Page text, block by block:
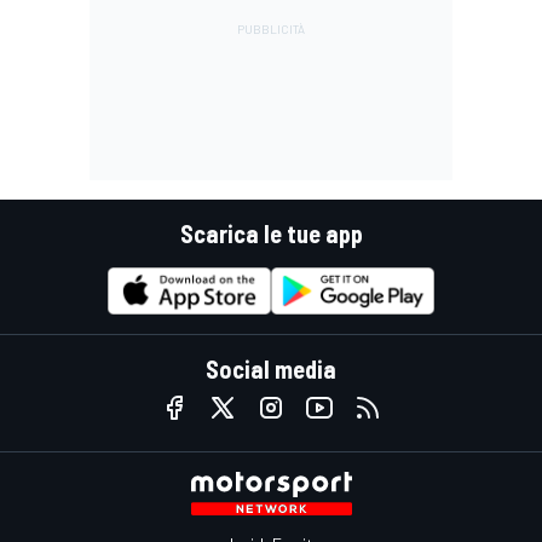
Scarica le tue app
Social media